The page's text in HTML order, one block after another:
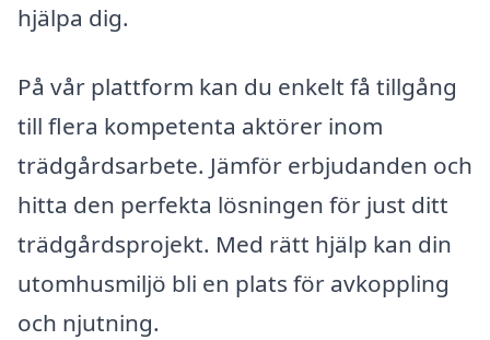
hjälpa dig.
På vår plattform kan du enkelt få tillgång
till flera kompetenta aktörer inom
trädgårdsarbete. Jämför erbjudanden och
hitta den perfekta lösningen för just ditt
trädgårdsprojekt. Med rätt hjälp kan din
utomhusmiljö bli en plats för avkoppling
och njutning.